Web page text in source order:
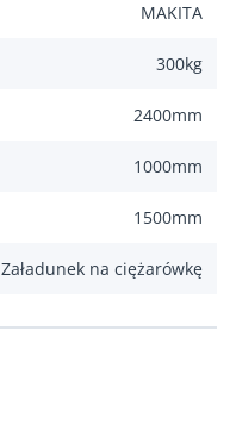
MAKITA
300kg
2400mm
1000mm
1500mm
Załadunek na ciężarówkę